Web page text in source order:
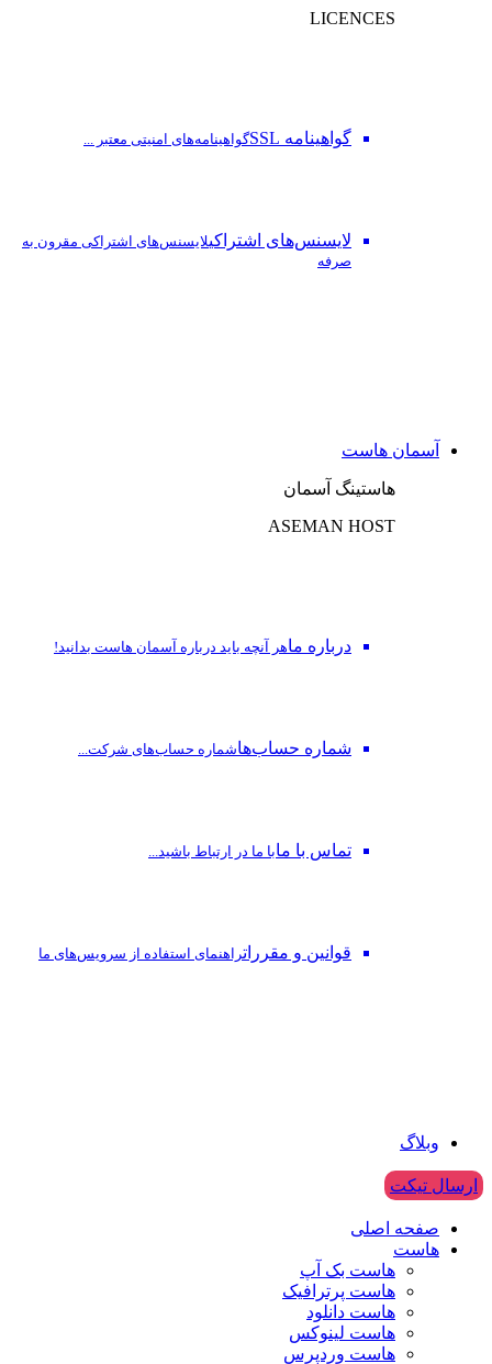
LICENCES
گواهینامه SSL گواهینامه‌های امنیتی معتبر ...
لایسنس‌های اشتراکیلایسنس‌های اشتراکی مقرون به
صرفه
آسمان هاست
هاستینگ آسمان
ASEMAN HOST
درباره ماهر آنچه باید درباره آسمان هاست بدانید!
شماره حساب‌هاشماره حساب‌های شرکت...
تماس با مابا ما در ارتباط باشید...
قوانین و مقرراتراهنمای استفاده از سرویس‌های ما
وبلاگ
ارسال تیکت
صفحه اصلی
هاست
هاست بک آپ
هاست پرترافیک
هاست دانلود
هاست لینوکس
هاست وردپرس